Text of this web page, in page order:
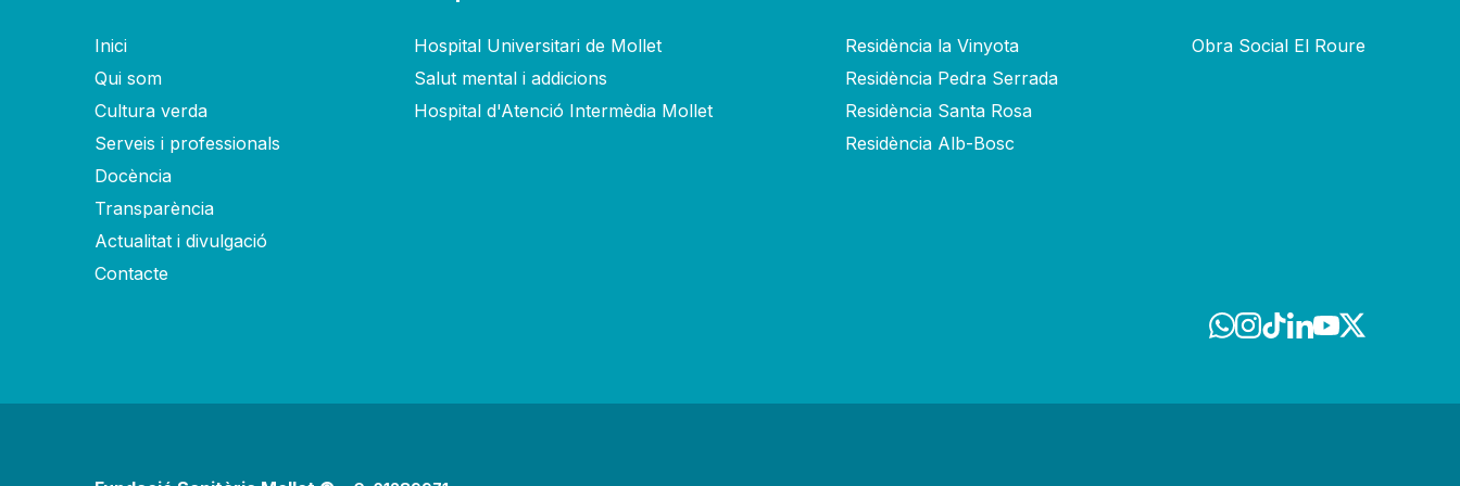
Inici
Qui som
Cultura verda
Serveis i professionals
Docència
Transparència
Actualitat i divulgació
Contacte
Hospital Universitari de Mollet
Salut mental i addicions
Hospital d'Atenció Intermèdia Mollet
Residència la Vinyota
Residència Pedra Serrada
Residència Santa Rosa
Residència Alb-Bosc
Obra Social El Roure